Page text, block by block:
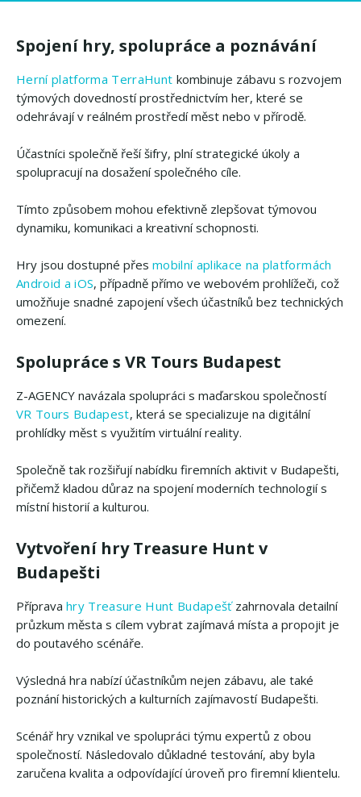
Spojení hry, spolupráce a poznávání
Herní platforma TerraHunt kombinuje zábavu s rozvojem
týmových dovedností prostřednictvím her, které se
odehrávají v reálném prostředí měst nebo v přírodě.
Účastníci společně řeší šifry, plní strategické úkoly a
spolupracují na dosažení společného cíle.
Tímto způsobem mohou efektivně zlepšovat týmovou
dynamiku, komunikaci a kreativní schopnosti.
Hry jsou dostupné přes mobilní aplikace na platformách
Android a iOS, případně přímo ve webovém prohlížeči, což
umožňuje snadné zapojení všech účastníků bez technických
omezení.
Spolupráce s VR Tours Budapest
Z-AGENCY navázala spolupráci s maďarskou společností
VR Tours Budapest, která se specializuje na digitální
prohlídky měst s využitím virtuální reality.
Společně tak rozšiřují nabídku firemních aktivit v Budapešti,
přičemž kladou důraz na spojení moderních technologií s
místní historií a kulturou.
Vytvoření hry Treasure Hunt v
Budapešti
Příprava hry Treasure Hunt Budapešťzahrnovala detailní
průzkum města s cílem vybrat zajímavá místa a propojit je
do poutavého scénáře.
Výsledná hra nabízí účastníkům nejen zábavu, ale také
poznání historických a kulturních zajímavostí Budapešti.
Scénář hry vznikal ve spolupráci týmu expertů z obou
společností. Následovalo důkladné testování, aby byla
zaručena kvalita a odpovídající úroveň pro firemní klientelu.